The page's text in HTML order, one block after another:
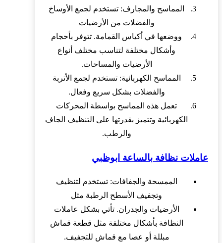
المماسح والمجارف: تستخدم لجمع الأوساخ
والفضلات من الأرضيات
ووضعها في أكياس القمامة. تتوفر بأحجام
وأشكال مختلفة لتناسب مختلف أنواع
الأرضيات والمساحات.
المماسح الكهربائية: تستخدم لجمع الأتربة
والفضلات بشكل سريع وفعال.
تعمل هذه المماسح بواسطة المحركات
الكهربائية وتتميز بقدرتها على التنظيف الجاف
والرطب.
عاملات نظافة بالساعة ابوظبي
الممسحة والجفافات: تستخدم لتنظيف
وتجفيف الأسطح الرطبة مثل
الأرضيات والجدران. تأتي بشكل عاملات
النظافة بأشكال مختلفة مثل قطعة قماش
مبللة أو عصا مع قماش للتجفيف.